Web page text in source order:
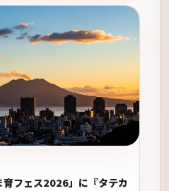
フェス2026」に『タテカ